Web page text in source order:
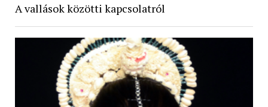
A vallások közötti kapcsolatról